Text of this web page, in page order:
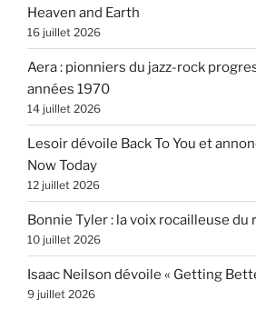
Heaven and Earth
16 juillet 2026
Aera : pionniers du jazz-rock
années 1970
14 juillet 2026
Lesoir dévoile Back To You et
Now Today
12 juillet 2026
Bonnie Tyler : la voix rocailleuse du
10 juillet 2026
Isaac Neilson dévoile « Getting
9 juillet 2026